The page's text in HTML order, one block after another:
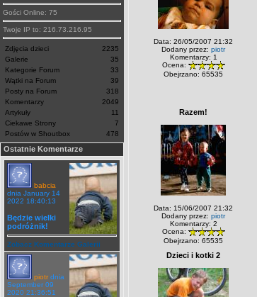
Gości Online: 75
Twoje IP to: 216.73.216.95
Zdjęcia dzieci
2235
Galerie
35
Kategorie Forum
33
Wątki na Forum
39
Posty na Forum
318
Komentarzy
2049
Artykuły
11
Ciekawe Strony
7
Postów w Shoutbox
478
Ostatnie Komentarze
babcia
dnia January 14
2022 18:40:13
Będzie wielki
podróżnik!
Zobacz Komentarze Galerii
piotr dnia
September 09
2020 21:36:51
Data: 26/05/2007 21:32
Dodany przez: piotr
Komentarzy: 1
Ocena:
Obejrzano: 65535
Razem!
Data: 15/06/2007 21:32
Dodany przez: piotr
Komentarzy: 2
Ocena:
Obejrzano: 65535
Dzieci i kotki 2